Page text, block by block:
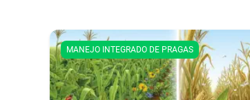
MANEJO INTEGRADO DE PRAGAS